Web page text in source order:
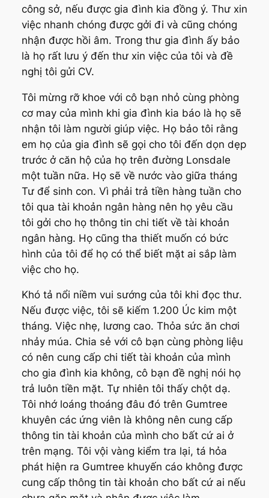
công sở, nếu được gia đình kia đồng ý. Thư xin
việc nhanh chóng được gởi đi và cũng chóng
nhận được hồi âm. Trong thư gia đình ấy bảo
là họ rất lưu ý đến thư xin việc của tôi và đề
nghị tôi gửi CV.
Tôi mừng rỡ khoe với cô bạn nhỏ cùng phòng
cơ may của mình khi gia đình kia báo là họ sẽ
nhận tôi làm người giúp việc. Họ bảo tôi rằng
em họ của gia đình sẽ gọi cho tôi đến dọn dẹp
trước ở căn hộ của họ trên đường Lonsdale
một tuần nữa. Họ sẽ về nước vào giữa tháng
Tư để sinh con. Vì phải trả tiền hàng tuần cho
tôi qua tài khoản ngân hàng nên họ yêu cầu
tôi gởi cho họ thông tin chi tiết về tài khoản
ngân hàng. Họ cũng tha thiết muốn có bức
hình của tôi để họ có thể biết mặt ai sắp làm
việc cho họ.
Khó tả nổi niềm vui sướng của tôi khi đọc thư.
Nếu được việc, tôi sẽ kiếm 1.200 Úc kim một
tháng. Việc nhẹ, lương cao. Thỏa sức ăn chơi
nhảy múa. Chia sẻ với cô bạn cùng phòng liệu
có nên cung cấp chi tiết tài khoản của mình
cho gia đình kia không, cô bạn đề nghị nói họ
trả luôn tiền mặt. Tự nhiên tôi thấy chột dạ.
Tôi nhớ loáng thoáng đâu đó trên Gumtree
khuyên các ứng viên là không nên cung cấp
thông tin tài khoản của mình cho bất cứ ai ở
trên mạng. Tôi vội vàng kiểm tra lại, tá hỏa
phát hiện ra Gumtree khuyến cáo không được
cung cấp thông tin tài khoản cho bất cứ ai nếu